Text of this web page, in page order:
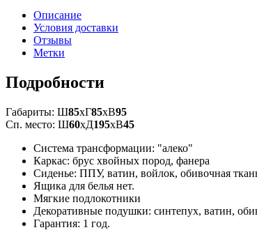
Описание
Условия доставки
Отзывы
Метки
Подробности
Габариты: Ш85xГ85xВ95
Сп. место: Ш60xД195xВ45
Система трансформации: "алеко"
Каркас: брус хвойных пород, фанера
Сиденье: ППУ, ватин, войлок, обивочная
Ящика для белья нет.
Мягкие подлокотники
Декоративные подушки: синтепух, ватин,
Гарантия: 1 год.